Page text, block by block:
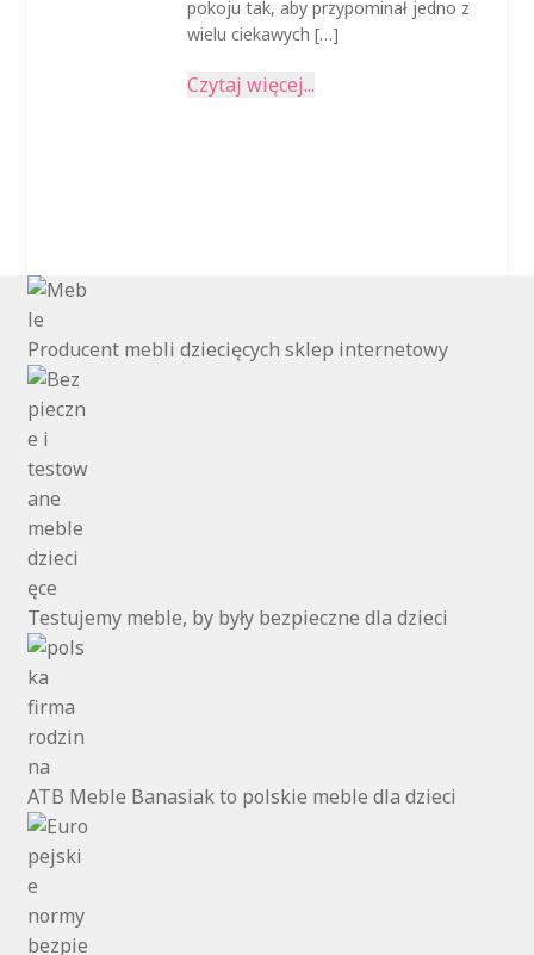
pokoju tak, aby przypominał jedno z
wielu ciekawych […]
Czytaj więcej...
Producent mebli dziecięcych sklep internetowy
Testujemy meble, by były bezpieczne dla dzieci
ATB Meble Banasiak to polskie meble dla dzieci